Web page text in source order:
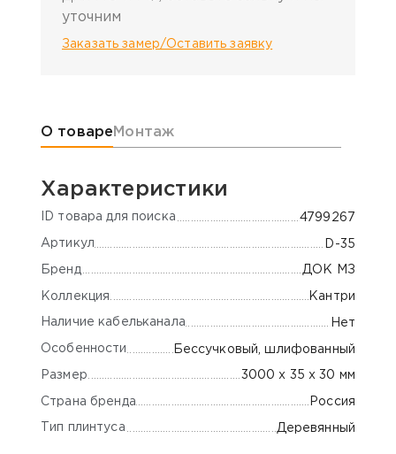
уточним
Заказать замер/Оставить заявку
Информация о товаре
О товаре Монтаж
Характеристики
ID товара для поиска 4799267
Артикул D-35
Бренд ДОК МЗ
Коллекция Кантри
Наличие кабельканала Нет
Особенности Бессучковый, шлифованный
Размер 3000 х 35 х 30 мм
Страна бренда Россия
Тип плинтуса Деревянный